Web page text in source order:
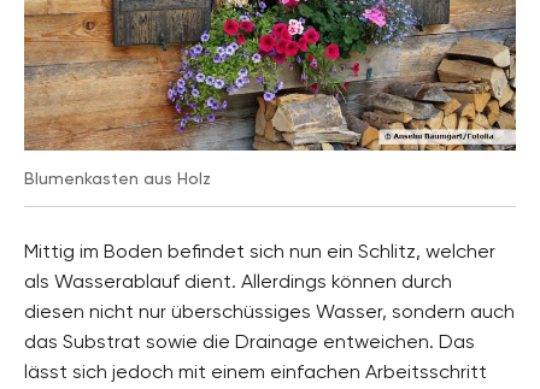
Blumenkasten aus Holz
Mittig im Boden befindet sich nun ein Schlitz, welcher
als Wasserablauf dient. Allerdings können durch
diesen nicht nur überschüssiges Wasser, sondern auch
das Substrat sowie die Drainage entweichen. Das
lässt sich jedoch mit einem einfachen Arbeitsschritt